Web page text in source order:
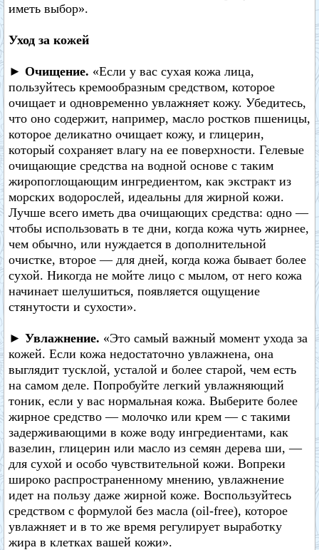
иметь выбор».
Уход за кожей
► Очищение. «Если у вас сухая кожа лица,
пользуйтесь кремообразным средством, которое
очищает и одновременно увлажняет кожу. Убедитесь,
что оно содержит, например, масло ростков пшеницы,
которое деликатно очищает кожу, и глицерин,
который сохраняет влагу на ее поверхности. Гелевые
очищающие средства на водной основе с таким
жиропоглощающим ингредиентом, как экстракт из
морских водорослей, идеальны для жирной кожи.
Лучше всего иметь два очищающих средства: одно —
чтобы использовать в те дни, когда кожа чуть жирнее,
чем обычно, или нуждается в дополнительной
очистке, второе — для дней, когда кожа бывает более
сухой. Никогда не мойте лицо с мылом, от него кожа
начинает шелушиться, появляется ощущение
стянутости и сухости».
► Увлажнение. «Это самый важный момент ухода за
кожей. Если кожа недостаточно увлажнена, она
выглядит тусклой, усталой и более старой, чем есть
на самом деле. Попробуйте легкий увлажняющий
тоник, если у вас нормальная кожа. Выберите более
жирное средство — молочко или крем — с такими
задерживающими в коже воду ингредиентами, как
вазелин, глицерин или масло из семян дерева ши, —
для сухой и особо чувствительной кожи. Вопреки
широко распространенному мнению, увлажнение
идет на пользу даже жирной коже. Воспользуйтесь
средством с формулой без масла (oil-free), которое
увлажняет и в то же время регулирует выработку
жира в клетках вашей кожи».